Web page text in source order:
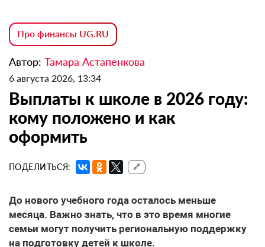
Про финансы UG.RU
Автор: Тамара Астапенкова
6 августа 2026, 13:34
Выплаты к школе в 2026 году:
кому положено и как
оформить
ПОДЕЛИТЬСЯ: 🔗
До нового учебного года осталось меньше
месяца. Важно знать, что в это время многие
семьи могут получить региональную поддержку
на подготовку детей к школе.